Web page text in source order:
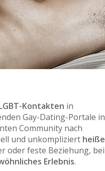
Kontakten in
Gay-Dating-Portale in
Community nach
und unkompliziert heiße
oder feste Beziehung, bei
Erlebnis.